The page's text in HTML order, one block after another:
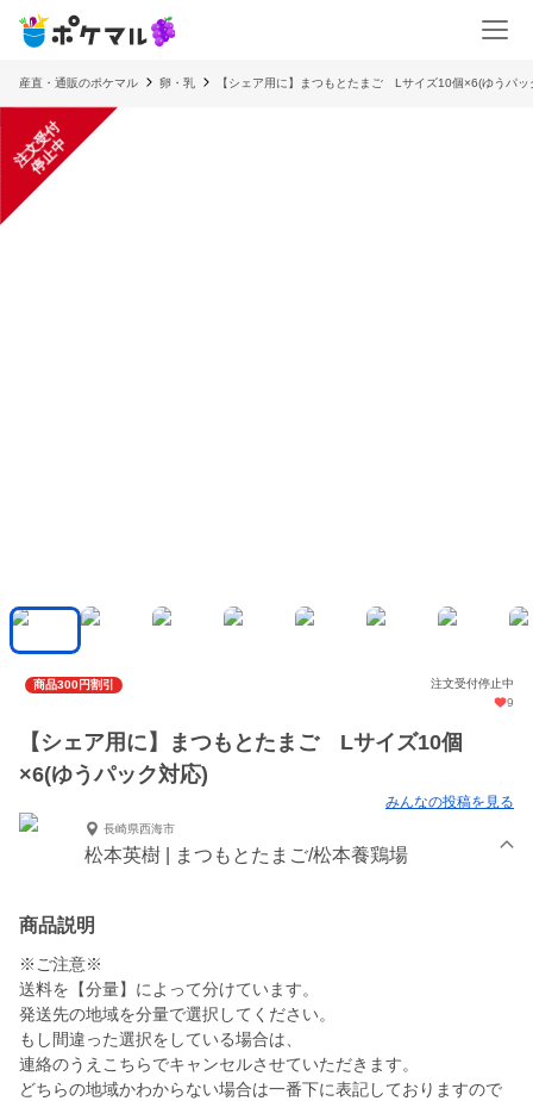
産直・通販のポケマル 卵・乳 【シェア用に】まつもとたまご Lサイズ10個×6(ゆうパッ
注
文
受
付
停
止
中
商品300円割引
注文受付停止中
9
【シェア用に】まつもとたまご Lサイズ10個
×6(ゆうパック対応)
みんなの投稿を見る
長崎県西海市
松本英樹 | まつもとたまご/松本養鶏場
商品説明
※ご注意※
送料を【分量】によって分けています。
発送先の地域を分量で選択してください。
もし間違った選択をしている場合は、
連絡のうえこちらでキャンセルさせていただきます。
どちらの地域かわからない場合は一番下に表記しておりますので